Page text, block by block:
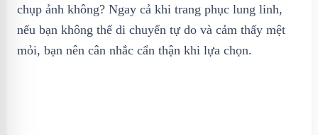
chụp ảnh không? Ngay cả khi trang phục lung linh,
nếu bạn không thể di chuyển tự do và cảm thấy mệt
mỏi, bạn nên cân nhắc cẩn thận khi lựa chọn.